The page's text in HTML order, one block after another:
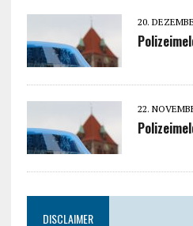
20.
22.
DISCLAIMER